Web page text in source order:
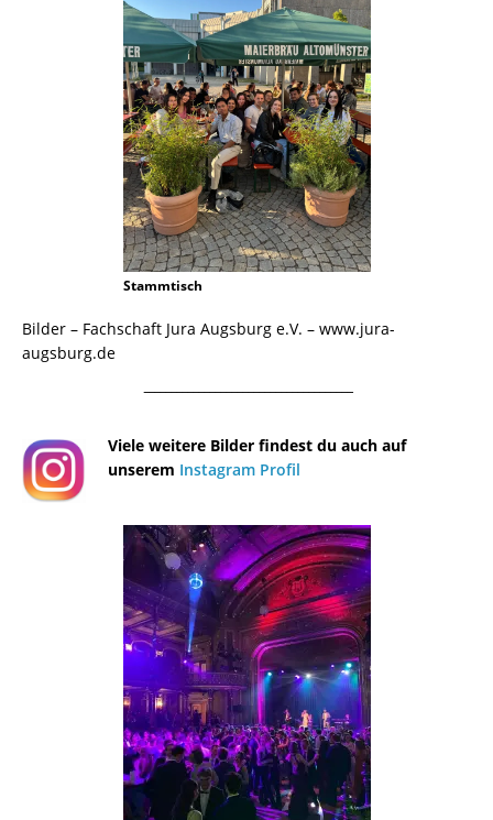
Stammtisch
Bilder – Fachschaft Jura Augsburg e.V. – www.jura-
augsburg.de
¯¯¯¯¯¯¯¯¯¯¯¯¯¯¯¯¯¯¯¯¯¯¯¯¯¯¯¯¯¯¯¯¯¯¯¯¯¯
Viele weitere Bilder findest du auch auf
unserem Instagram Profil